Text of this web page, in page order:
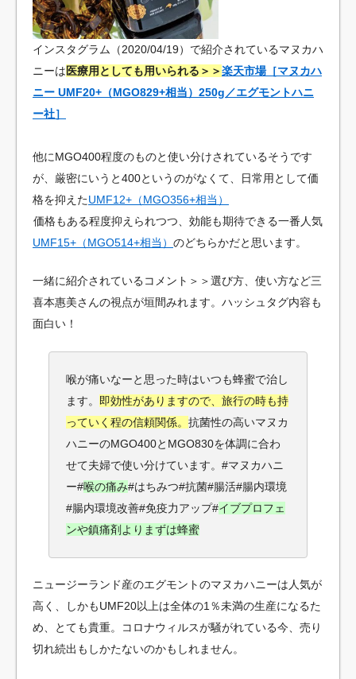
インスタグラム（2020/04/19）で紹介されているマヌカハ
ニーは医療用としても用いられる＞＞楽天市場［マヌカハ
ニー UMF20+（MGO829+相当）250g／エグモントハニ
ー社］
他にMGO400程度のものと使い分けされているそうです
が、厳密にいうと400というのがなくて、日常用として価
格を抑えたUMF12+（MGO356+相当）
価格もある程度抑えられつつ、効能も期待できる一番人気
UMF15+（MGO514+相当） のどちらかだと思います。
一緒に紹介されているコメント＞＞選び方、使い方など三
喜本惠美さんの視点が垣間みれます。ハッシュタグ内容も
面白い！
喉が痛いなーと思った時はいつも蜂蜜で治し
ます。
即効性がありますので、旅行の時も持
っていく程の信頼関係。抗菌性の高いマヌカ
ハニーのMGO400とMGO830を体調に合わ
せて夫婦で使い分けています。#マヌカハニ
ー#喉の痛み#はちみつ#抗菌#腸活#腸内環境
#腸内環境改善#免疫力アップ#イブプロフェ
ンや鎮痛剤よりまずは蜂蜜
ニュージーランド産のエグモントのマヌカハニーは人気が
高く、しかもUMF20以上は全体の1％未満の生産になるた
め、とても貴重。コロナウィルスが騒がれている今、売り
切れ続出もしかたないのかもしれません。